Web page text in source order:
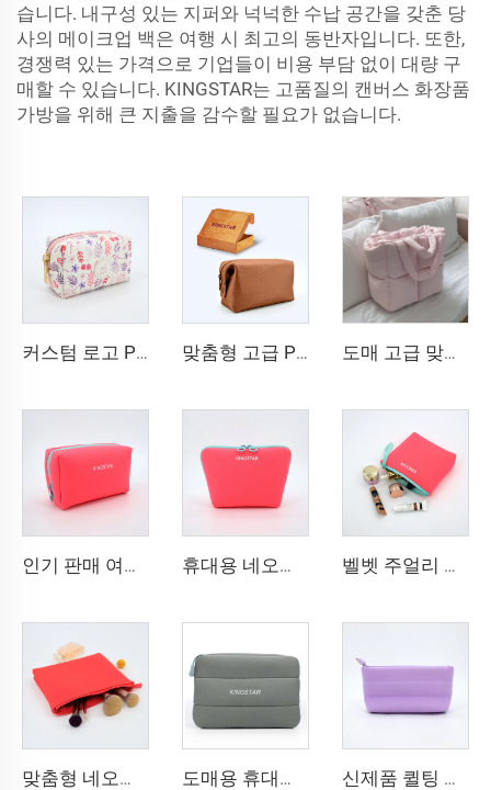
습니다. 내구성 있는 지퍼와 넉넉한 수납 공간을 갖춘 당
사의 메이크업 백은 여행 시 최고의 동반자입니다. 또한,
경쟁력 있는 가격으로 기업들이 비용 부담 없이 대량 구
매할 수 있습니다. KINGSTAR는 고품질의 캔버스 화장품
가방을 위해 큰 지출을 감수할 필요가 없습니다.
커스텀 로고 PU 가죽 코스메틱 백 메이크업 보관 플로럴 프린트 중형 메이크업 화장품 정리함 맞춤 인쇄 가능 맞춤형 고급 PU 가죽 위생백 고품질 다기능 남성용 메이크업 백 도매 고급 맞춤형 코튼 토트백 여성용 퍼프 퀼팅 스타일 지퍼 포함 인쇄 로고 세련된 쇼핑 토트백
인기 판매 여행용 메이크업 백 여행용 코스메틱 다기능 위생용품 방수 브러시 백 네오프렌 지퍼 파우치 휴대용 네오프렌 가방 케이스 소형 정사각형 액세서리 메이크업 마우스 케이블 파우치 메이크업 키트 가방 벨벳 주얼리 박스 포함된 지퍼형 신제품 패션 격자 무늬 네오프렌 메이크업 백
맞춤형 네오프렌 메이크업 백 세련된 대용량 코스메틱 정리백 지퍼 클로저 포함 여아용 도매용 휴대용 친환경 네오프렌 파우치 메이크업 화장품 가방 맞춤 로고 포함 신제품 퀼팅 패딩 패션 스킨케어 OEM 공장 맞춤형 코스메틱 백 메이크업 백 네오프렌 뽀글이 버블 파우치 지퍼 포함